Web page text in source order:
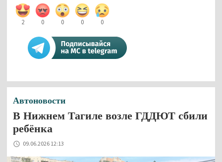
2 0 0 0 0
Автоновости
В Нижнем Тагиле возле ГДДЮТ сбили
ребёнка
09.06.2026 12:13